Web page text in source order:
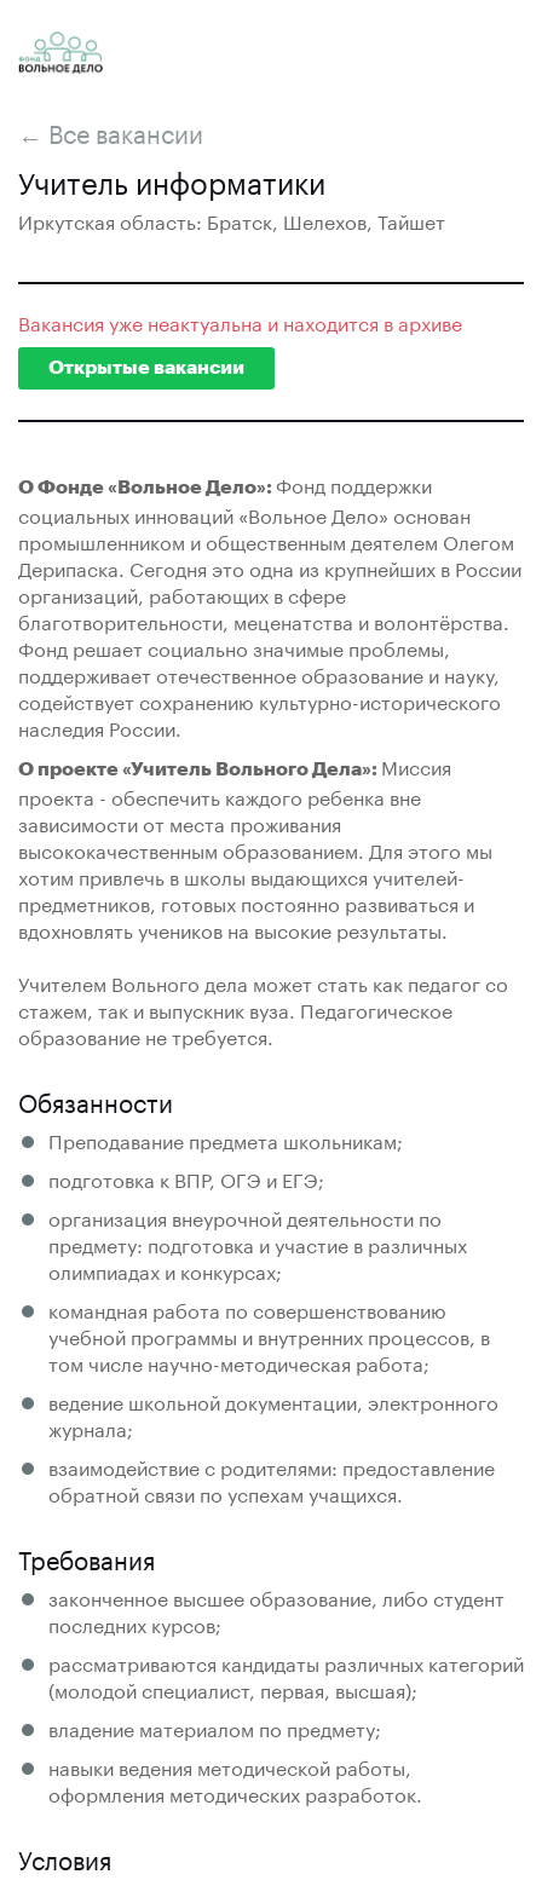
← Все вакансии
Учитель информатики
Иркутская область: Братск, Шелехов, Тайшет
Вакансия уже неактуальна и находится в архиве
Открытые вакансии
О Фонде «Вольное Дело»: Фонд поддержки
социальных инноваций «Вольное Дело» основан
промышленником и общественным деятелем Олегом
Дерипаска. Сегодня это одна из крупнейших в России
организаций, работающих в сфере
благотворительности, меценатства и волонтёрства.
Фонд решает социально значимые проблемы,
поддерживает отечественное образование и науку,
содействует сохранению культурно-исторического
наследия России.
О проекте «Учитель Вольного Дела»: Миссия
проекта - обеспечить каждого ребенка вне
зависимости от места проживания
высококачественным образованием. Для этого мы
хотим привлечь в школы выдающихся учителей-
предметников, готовых постоянно развиваться и
вдохновлять учеников на высокие результаты.
Учителем Вольного дела может стать как педагог со
стажем, так и выпускник вуза. Педагогическое
образование не требуется.
Обязанности
Преподавание предмета школьникам;
подготовка к ВПР, ОГЭ и ЕГЭ;
организация внеурочной деятельности по
предмету: подготовка и участие в различных
олимпиадах и конкурсах;
командная работа по совершенствованию
учебной программы и внутренних процессов, в
том числе научно-методическая работа;
ведение школьной документации, электронного
журнала;
взаимодействие с родителями: предоставление
обратной связи по успехам учащихся.
Требования
законченное высшее образование, либо студент
последних курсов;
рассматриваются кандидаты различных категорий
(молодой специалист, первая, высшая);
владение материалом по предмету;
навыки ведения методической работы,
оформления методических разработок.
Условия